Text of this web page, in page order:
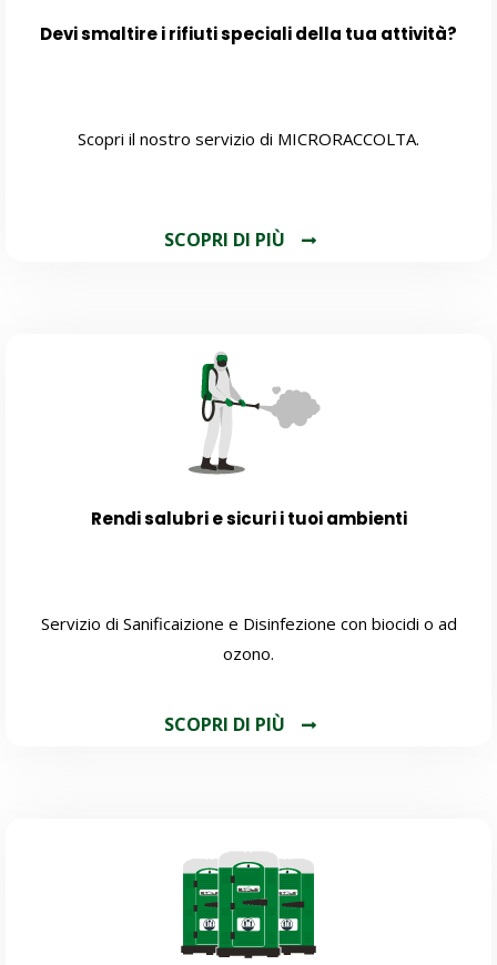
Devi smaltire i rifiuti speciali della tua attività?
Scopri il nostro servizio di MICRORACCOLTA.
SCOPRI DI PIÙ
Rendi salubri e sicuri i tuoi ambienti
Servizio di Sanificaizione e Disinfezione con biocidi o ad
ozono.
SCOPRI DI PIÙ